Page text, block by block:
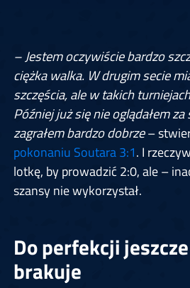
– Jestem oczywiście bardzo
ciężka walka. W drugim secie
szczęścia, ale w takich
Później już się nie oglądałem
zagrałem bardzo dobrze–
pokonaniu Soutara 3:1. I
lotkę, by prowadzić 2:0, ale –
szansy nie wykorzystał.
Do perfekcji
brakuje